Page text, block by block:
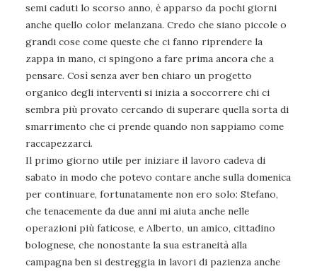
semi caduti lo scorso anno, è apparso da pochi giorni
anche quello color melanzana. Credo che siano piccole o
grandi cose come queste che ci fanno riprendere la
zappa in mano, ci spingono a fare prima ancora che a
pensare. Così senza aver ben chiaro un progetto
organico degli interventi si inizia a soccorrere chi ci
sembra più provato cercando di superare quella sorta di
smarrimento che ci prende quando non sappiamo come
raccapezzarci.
Il primo giorno utile per iniziare il lavoro cadeva di
sabato in modo che potevo contare anche sulla domenica
per continuare, fortunatamente non ero solo: Stefano,
che tenacemente da due anni mi aiuta anche nelle
operazioni più faticose, e Alberto, un amico, cittadino
bolognese, che nonostante la sua estraneità alla
campagna ben si destreggia in lavori di pazienza anche